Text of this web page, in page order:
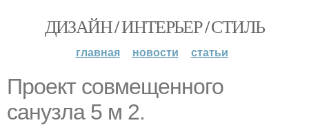
ДИЗАЙН / ИНТЕРЬЕР / СТИЛЬ
главная новости статьи
Проект совмещенного
санузла 5 м 2.